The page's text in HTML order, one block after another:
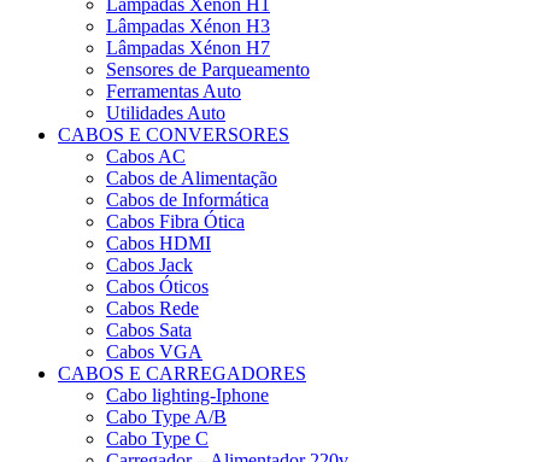
Lâmpadas Xénon H1
Lâmpadas Xénon H3
Lâmpadas Xénon H7
Sensores de Parqueamento
Ferramentas Auto
Utilidades Auto
CABOS E CONVERSORES
Cabos AC
Cabos de Alimentação
Cabos de Informática
Cabos Fibra Ótica
Cabos HDMI
Cabos Jack
Cabos Óticos
Cabos Rede
Cabos Sata
Cabos VGA
CABOS E CARREGADORES
Cabo lighting-Iphone
Cabo Type A/B
Cabo Type C